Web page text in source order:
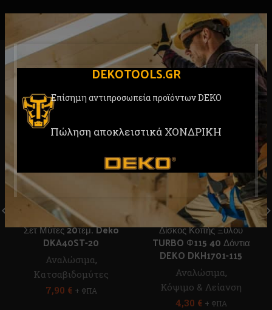
DEKOTOOLS.GR
Επίσημη αντιπροσωπεία προϊόντων DEKO
Πώληση αποκλειστικά ΧΟΝΔΡΙΚΗ
RELATED PRODUCTS
Σετ Μύτες 20τεμ. Deko
DKA40ST-20
Αναλώσιμα,
Κατσαβιδομύτες
7,90 € + ΦΠΑ
Δίσκος Κοπής Ξύλου
TURBO Φ115 40 Δόντια
DEKO DKH1701-115
Αναλώσιμα,
Κόψιμο & Λείανση
4,30 € + ΦΠΑ